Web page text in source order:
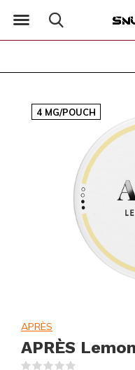
4 MG/POUCH
APRÈS
APRÈS